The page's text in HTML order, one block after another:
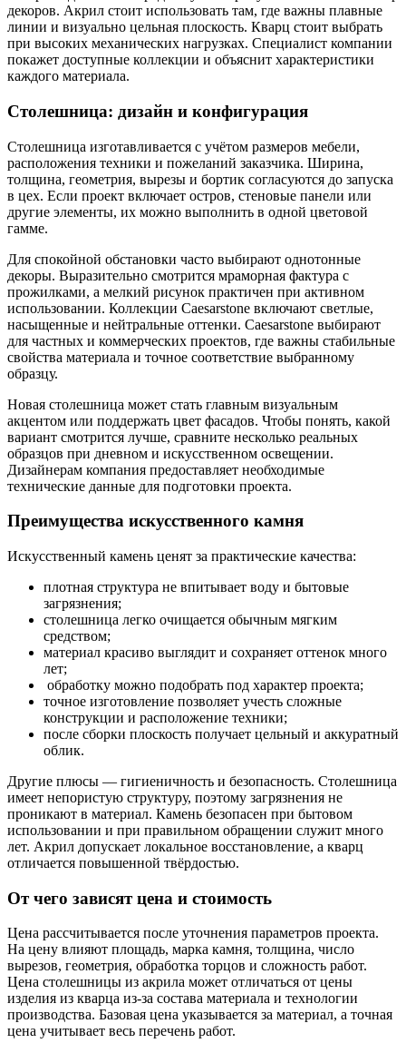
декоров. Акрил стоит использовать там, где важны плавные
линии и визуально цельная плоскость. Кварц стоит выбрать
при высоких механических нагрузках. Специалист компании
покажет доступные коллекции и объяснит характеристики
каждого материала.
Столешница: дизайн и конфигурация
Столешница изготавливается с учётом размеров мебели,
расположения техники и пожеланий заказчика. Ширина,
толщина, геометрия, вырезы и бортик согласуются до запуска
в цех. Если проект включает остров, стеновые панели или
другие элементы, их можно выполнить в одной цветовой
гамме.
Для спокойной обстановки часто выбирают однотонные
декоры. Выразительно смотрится мраморная фактура с
прожилками, а мелкий рисунок практичен при активном
использовании. Коллекции Caesarstone включают светлые,
насыщенные и нейтральные оттенки. Caesarstone выбирают
для частных и коммерческих проектов, где важны стабильные
свойства материала и точное соответствие выбранному
образцу.
Новая столешница может стать главным визуальным
акцентом или поддержать цвет фасадов. Чтобы понять, какой
вариант смотрится лучше, сравните несколько реальных
образцов при дневном и искусственном освещении.
Дизайнерам компания предоставляет необходимые
технические данные для подготовки проекта.
Преимущества искусственного камня
Искусственный камень ценят за практические качества:
плотная структура не впитывает воду и бытовые
загрязнения;
столешница легко очищается обычным мягким
средством;
материал красиво выглядит и сохраняет оттенок много
лет;
обработку можно подобрать под характер проекта;
точное изготовление позволяет учесть сложные
конструкции и расположение техники;
после сборки плоскость получает цельный и аккуратный
облик.
Другие плюсы — гигиеничность и безопасность. Столешница
имеет непористую структуру, поэтому загрязнения не
проникают в материал. Камень безопасен при бытовом
использовании и при правильном обращении служит много
лет. Акрил допускает локальное восстановление, а кварц
отличается повышенной твёрдостью.
От чего зависят цена и стоимость
Цена рассчитывается после уточнения параметров проекта.
На цену влияют площадь, марка камня, толщина, число
вырезов, геометрия, обработка торцов и сложность работ.
Цена столешницы из акрила может отличаться от цены
изделия из кварца из-за состава материала и технологии
производства. Базовая цена указывается за материал, а точная
цена учитывает весь перечень работ.